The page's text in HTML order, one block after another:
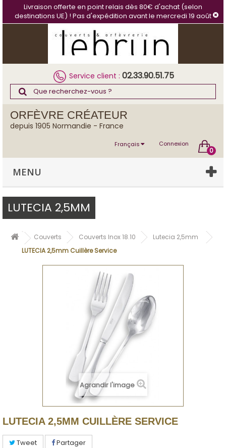
Livraison offerte en point relais dès 80€ d'achat (selon
destinations UE) ! Pas d'expédition avant le mercredi 19 août
Service client : 02.33.90.51.75
ORFÈVRE CRÉATEUR
depuis 1905 Normandie - France
0
Connexion
Français
MENU
LUTECIA 2,5MM
Couverts Couverts Inox 18.10
Lutecia 2,5mm
LUTECIA 2,5mm Cuillère Service
Agrandir l'image
LUTECIA 2,5MM CUILLÈRE SERVICE
Tweet Partager
Panneau de gestion des cookies